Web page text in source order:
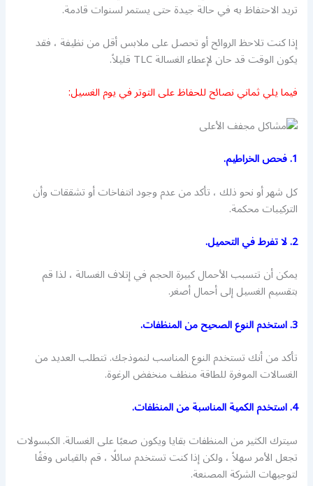
تريد الاحتفاظ به في حالة جيدة حتى يستمر لسنوات قادمة.
إذا كنت تلاحظ الروائح أو تحصل على ملابس أقل من نظيفة ، فقد
يكون الوقت قد حان لإعطاء الغسالة TLC قليلاً.
فيما يلي ثماني نصائح للحفاظ على التوتر في يوم الغسيل:
1. فحص الخراطيم.
كل شهر أو نحو ذلك ، تأكد من عدم وجود انتفاخات أو تشققات وأن
التركيبات محكمة.
2. لا تفرط في التحميل.
يمكن أن تتسبب الأحمال كبيرة الحجم في إتلاف الغسالة ، لذا قم
بتقسيم الغسيل إلى أحمال أصغر.
3. استخدم النوع الصحيح من المنظفات.
تأكد من أنك تستخدم النوع المناسب لنموذجك. تتطلب العديد من
الغسالات الموفرة للطاقة منظف منخفض الرغوة.
4. استخدم الكمية المناسبة من المنظفات.
سيترك الكثير من المنظفات بقايا ويكون صعبًا على الغسالة. الكبسولات
تجعل الأمر سهلاً ، ولكن إذا كنت تستخدم سائلًا ، قم بالقياس وفقًا
لتوجيهات الشركة المصنعة.